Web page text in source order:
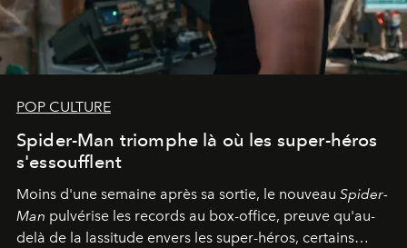
POP CULTURE
Spider-Man triomphe là où les super-héros
s'essoufflent
Moins d'une semaine après sa sortie, le nouveau Spider-
Man pulvérise les records au box-office, preuve qu'au-
delà de la lassitude envers les super-héros, certains